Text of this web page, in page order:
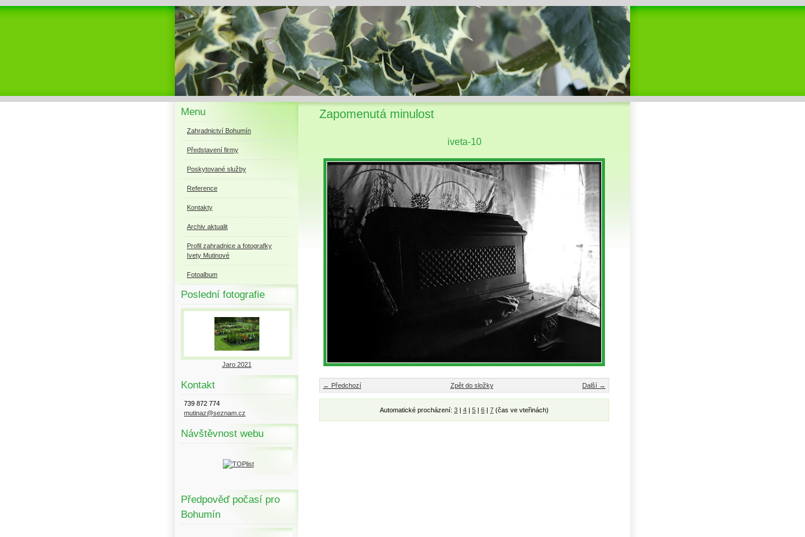
Menu
Zahradnictví Bohumín
Představení firmy
Poskytované služby
Reference
Kontakty
Archiv aktualit
Profil zahradnice a fotografky
Ivety Mutinové
Fotoalbum
Poslední fotografie
Jaro 2021
Kontakt
739 872 774
mutinaz@seznam.cz
Návštěvnost webu
Předpověď počasí pro
Bohumín
Zapomenutá minulost
iveta-10
← Předchozí Další →
Zpět do složky
Automatické procházení: 3 | 4 | 5 | 6 | 7 (čas ve vteřinách)